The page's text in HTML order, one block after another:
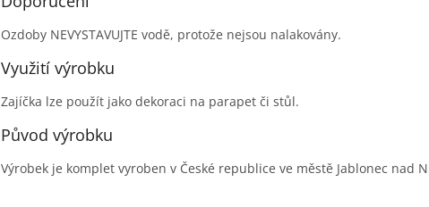
Ozdoby NEVYSTAVUJTE vodě, protože nejsou nalakovány.
Využití výrobku
Zajíčka lze použít jako dekoraci na parapet či stůl.
Původ výrobku
Výrobek je komplet vyroben v České republice ve městě Jablonec nad